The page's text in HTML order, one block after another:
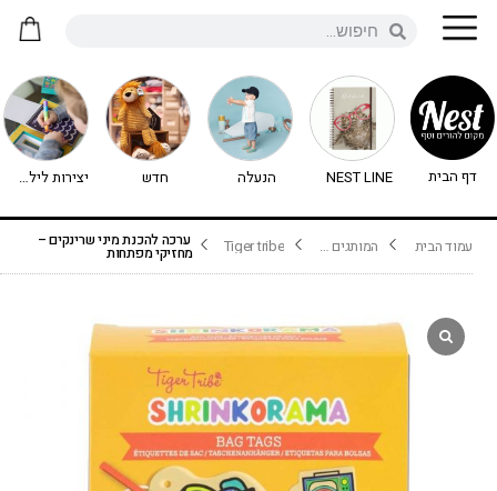
דף הבית NEST LINE הנעלה חדש יצירות לילדים - יצירה לילדים
עמוד הבית המותגים שלנו Tiger tribe ערכה להכנת מיני שרינקים –
מחזיקי מפתחות